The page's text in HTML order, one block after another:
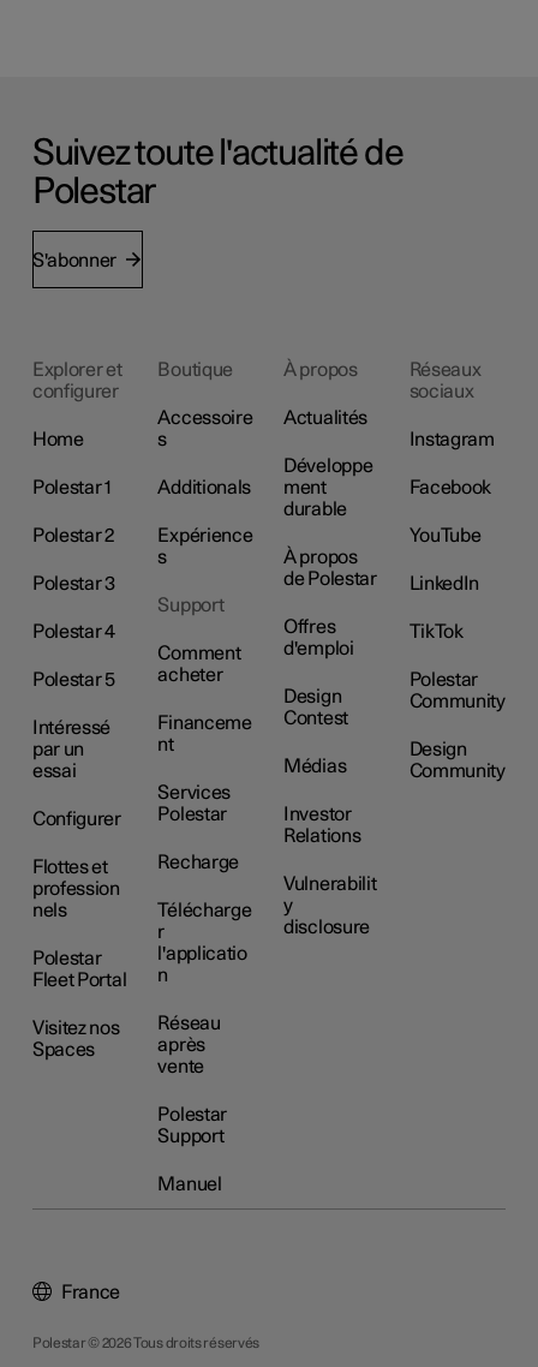
Suivez toute l'actualité de
Polestar
S'abonner
Explorer et
configurer
Home
Polestar 1
Polestar 2
Polestar 3
Polestar 4
Polestar 5
Intéressé
par un
essai
Configurer
Flottes et
profession
nels
Polestar
Fleet Portal
Visitez nos
Spaces
Boutique
Accessoire
s
Additionals
Expérience
s
Support
Comment
acheter
Financeme
nt
Services
Polestar
Recharge
Télécharge
r
l'applicatio
n
Réseau
après
vente
Polestar
Support
Manuel
À propos
Actualités
Développe
ment
durable
À propos
de Polestar
Offres
d'emploi
Design
Contest
Médias
Investor
Relations
Vulnerabilit
y
disclosure
Réseaux
sociaux
Instagram
Facebook
YouTube
LinkedIn
TikTok
Polestar
Community
Design
Community
Polestar © 2026 Tous droits réservés
France